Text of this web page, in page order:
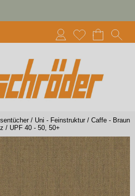
/ Uni - Feinstruktur / Caffe - Braun
/ UPF 40 - 50, 50+